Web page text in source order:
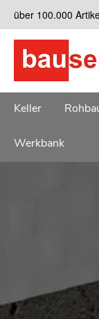
Zum
Inhalt
springen
über 100.000
Keller
Werkbank